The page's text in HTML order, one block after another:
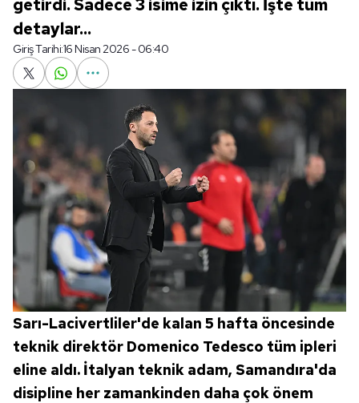
getirdi. Sadece 3 isime izin çıktı. İşte tüm
detaylar...
Giriş Tarihi:16 Nisan 2026 - 06:40
Sarı-Lacivertliler'de kalan 5 hafta öncesinde
teknik direktör Domenico Tedesco tüm ipleri
eline aldı. İtalyan teknik adam, Samandıra'da
disipline her zamankinden daha çok önem